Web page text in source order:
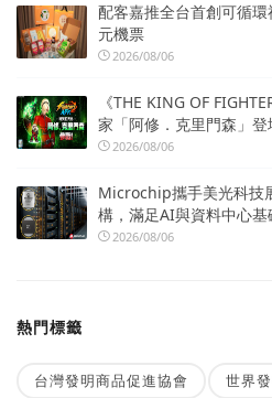
配客嘉推全台首創可循
元機票
2026/08/06
《THE KING OF
家「阿修．克里門森」登
2026/08/06
Microchip攜手美光科技
構，滿足AI與資料中心
2026/08/06
熱門標籤
台灣發明商品促進協會 世界